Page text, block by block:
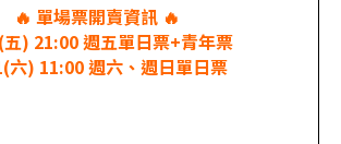
🔥 單場票開賣資訊 🔥
) 21:00 週五單日票+青年票
六) 11:00 週六、週日單日票